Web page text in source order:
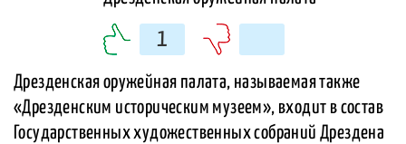
1
Дрезденская оружейная палата, называемая также
«Дрезденским историческим музеем», входит в состав
Государственных художественных собраний Дрездена